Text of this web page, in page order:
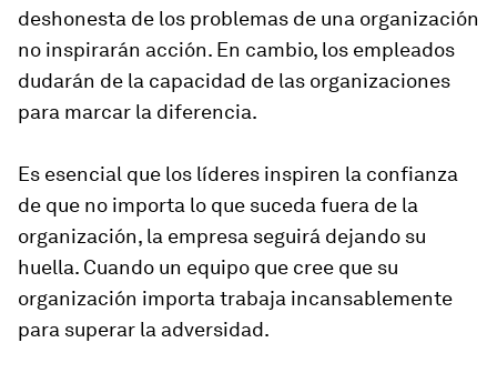
deshonesta de los problemas de una organización
no inspirarán acción. En cambio, los empleados
dudarán de la capacidad de las organizaciones
para marcar la diferencia.
Es esencial que los líderes inspiren la confianza
de que no importa lo que suceda fuera de la
organización, la empresa seguirá dejando su
huella. Cuando un equipo que cree que su
organización importa trabaja incansablemente
para superar la adversidad.